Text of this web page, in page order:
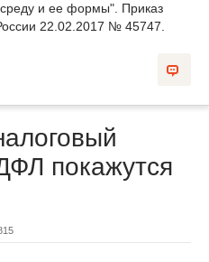
и ее формы". Приказ
22.02.2017 № 45747.
покажутся